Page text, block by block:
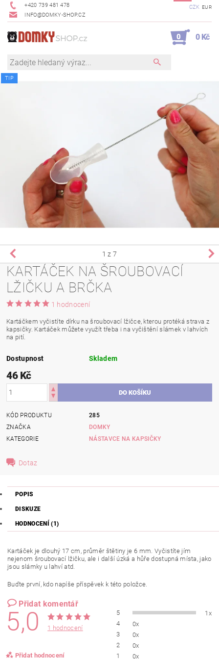
+420 739 481 478
INFO@DOMKY-SHOP.CZ
CZK EUR
0 0 Kč
TIP
1 z 7
KARTÁČEK NA ŠROUBOVACÍ
LŽIČKU A BRČKA
1 hodnocení
Kartáčkem vyčistíte dírku na šroubovací lžičce, kterou protéká strava z
kapsičky. Kartáček můžete využít třeba i na vyčištění slámek v lahvích
na pití.
Dostupnost Skladem
46 Kč
KÓD PRODUKTU
285
ZNAČKA
DOMKY
KATEGORIE
NÁSTAVCE NA KAPSIČKY
Dotaz
POPIS
DISKUZE
HODNOCENÍ (1)
Kartáček je dlouhý 17 cm, průměr štětiny je 6 mm. Vyčistíte jím
nejenom šroubovací lžičku, ale i další úzká a hůře dostupná místa, jako
jsou slámky u lahví atd.
Buďte první, kdo napíše příspěvek k této položce.
Přidat komentář
5,0 1 hodnocení
Přidat hodnocení
5
1x
4
0x
3
0x
2
0x
1
0x